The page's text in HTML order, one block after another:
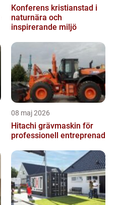
Konferens kristianstad i
naturnära och
inspirerande miljö
08 maj 2026
Hitachi grävmaskin för
professionell entreprenad